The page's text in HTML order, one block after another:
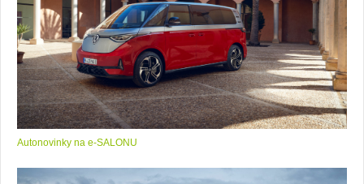
Autonovinky na e-SALONU